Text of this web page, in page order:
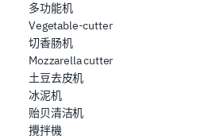
多功能机
Vegetable-cutter
切香肠机
Mozzarella cutter
土豆去皮机
冰泥机
贻贝清洁机
攪拌機